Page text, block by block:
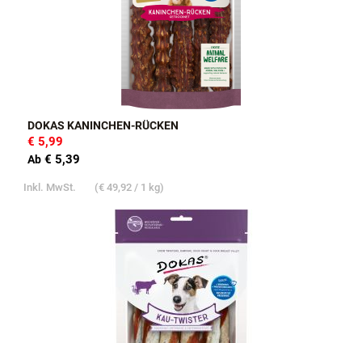
DOKAS KANINCHEN-RÜCKEN
€ 5,99
Ab € 5,39
Inkl. MwSt. (€ 49,92 / 1 kg)